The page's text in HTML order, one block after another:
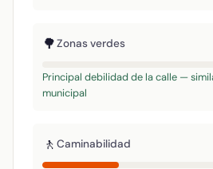
🌳Zonas verdes
Principal debilidad de la calle —
municipal
🚶 Caminabilidad